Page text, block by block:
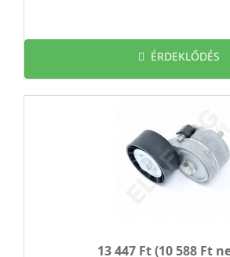
ÉRDEKLŐDÉS
13 447 Ft(10 588 Ft